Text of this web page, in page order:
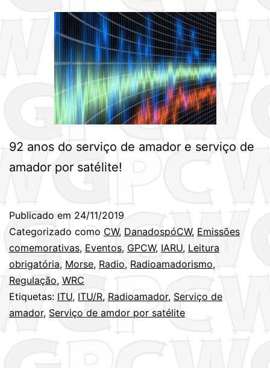
92 anos do serviço de amador e serviço de
amador por satélite!
Publicado em 24/11/2019
Categorizado como CW, DanadospóCW, Emissões
comemorativas, Eventos, GPCW, IARU, Leitura
obrigatória, Morse, Radio, Radioamadorismo,
Regulação, WRC
Etiquetas: ITU, ITU/R, Radioamador, Serviço de
amador, Serviço de amdor por satélite